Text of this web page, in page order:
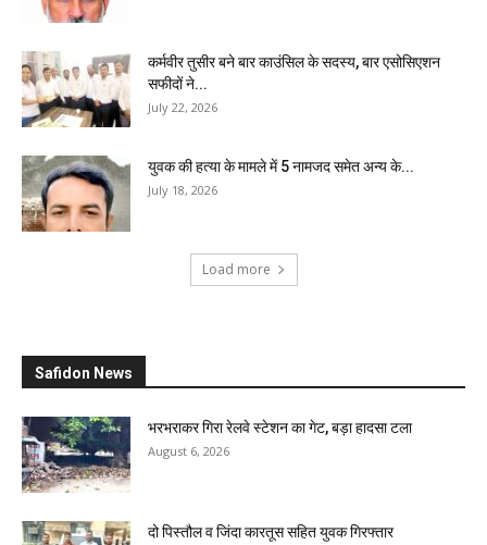
कर्मवीर तुसीर बने बार काउंसिल के सदस्य, बार एसोसिएशन
सफीदों ने...
July 22, 2026
युवक की हत्या के मामले में 5 नामजद समेत अन्य के...
July 18, 2026
Load more
Safidon News
भरभराकर गिरा रेलवे स्टेशन का गेट, बड़ा हादसा टला
August 6, 2026
दो पिस्तौल व जिंदा कारतूस सहित युवक गिरफ्तार